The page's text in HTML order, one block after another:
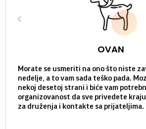
OVAN
Morate se usmeriti na ono što niste
nedelje, a to vam sada teško pada.
nekoj desetoj strani i biće vam
organizovanost da sve privedete
za druženja i kontakte sa